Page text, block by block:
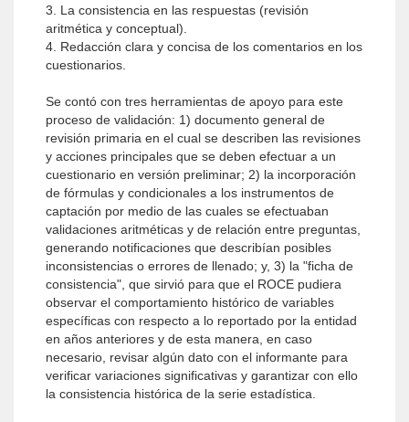
3. La consistencia en las respuestas (revisión
aritmética y conceptual).
4. Redacción clara y concisa de los comentarios en los
cuestionarios.
Se contó con tres herramientas de apoyo para este
proceso de validación: 1) documento general de
revisión primaria en el cual se describen las revisiones
y acciones principales que se deben efectuar a un
cuestionario en versión preliminar; 2) la incorporación
de fórmulas y condicionales a los instrumentos de
captación por medio de las cuales se efectuaban
validaciones aritméticas y de relación entre preguntas,
generando notificaciones que describían posibles
inconsistencias o errores de llenado; y, 3) la "ficha de
consistencia", que sirvió para que el ROCE pudiera
observar el comportamiento histórico de variables
específicas con respecto a lo reportado por la entidad
en años anteriores y de esta manera, en caso
necesario, revisar algún dato con el informante para
verificar variaciones significativas y garantizar con ello
la consistencia histórica de la serie estadística.